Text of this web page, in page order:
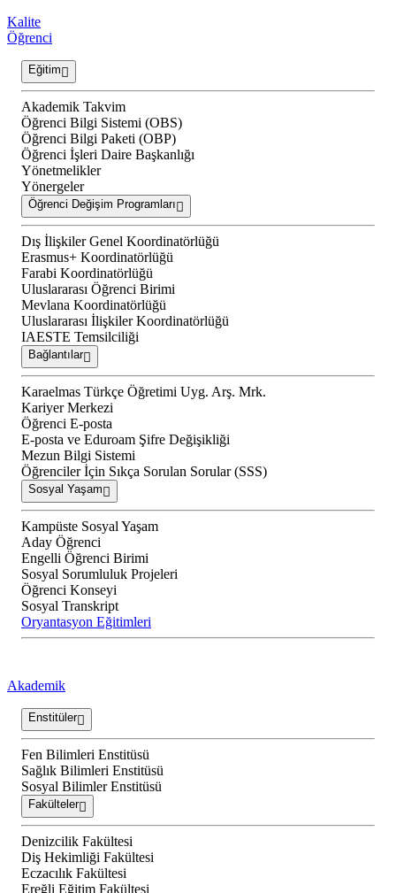
Kalite
Öğrenci
Eğitim
Akademik Takvim
Öğrenci Bilgi Sistemi (OBS)
Öğrenci Bilgi Paketi (OBP)
Öğrenci İşleri Daire Başkanlığı
Yönetmelikler
Yönergeler
Öğrenci Değişim Programları
Dış İlişkiler Genel Koordinatörlüğü
Erasmus+ Koordinatörlüğü
Farabi Koordinatörlüğü
Uluslararası Öğrenci Birimi
Mevlana Koordinatörlüğü
Uluslararası İlişkiler Koordinatörlüğü
IAESTE Temsilciliği
Bağlantılar
Karaelmas Türkçe Öğretimi Uyg. Arş. Mrk.
Kariyer Merkezi
Öğrenci E-posta
E-posta ve Eduroam Şifre Değişikliği
Mezun Bilgi Sistemi
Öğrenciler İçin Sıkça Sorulan Sorular (SSS)
Sosyal Yaşam
Kampüste Sosyal Yaşam
Aday Öğrenci
Engelli Öğrenci Birimi
Sosyal Sorumluluk Projeleri
Öğrenci Konseyi
Sosyal Transkript
Oryantasyon Eğitimleri
Akademik
Enstitüler
Fen Bilimleri Enstitüsü
Sağlık Bilimleri Enstitüsü
Sosyal Bilimler Enstitüsü
Fakülteler
Denizcilik Fakültesi
Diş Hekimliği Fakültesi
Eczacılık Fakültesi
Ereğli Eğitim Fakültesi